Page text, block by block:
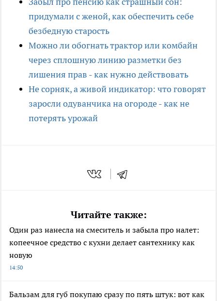
придумали с женой, как обеспечить себе
безбедную старость
Можно ли обогнать трактор или комбайн
через сплошную линию разметки без
лишения прав - как нужно действовать
Не сорняк, а живой индикатор: что говорят
заросли одуванчика на огороде - как не
потерять урожай
Читайте также:
Один раз нанесла на смеситель и забыла про налет:
копеечное средство с кухни делает сантехнику как
новую
14:50
Бальзам для губ покупаю сразу по пять штук: вот как